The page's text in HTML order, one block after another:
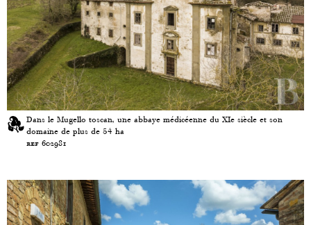
Dans le Mugello toscan, une abbaye médicéenne du XIe siècle et son
domaine de plus de 54 ha
ref 602981